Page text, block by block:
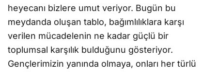
heyecanı bizlere umut veriyor. Bugün bu
meydanda oluşan tablo, bağımlılıklara karşı
verilen mücadelenin ne kadar güçlü bir
toplumsal karşılık bulduğunu gösteriyor.
Gençlerimizin yanında olmaya, onları her türlü